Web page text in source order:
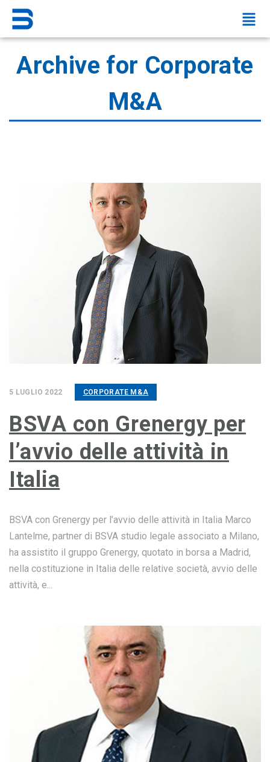
Archive for Corporate
M&A
5 LUGLIO 2022 CORPORATE M&A
BSVA con Grenergy per
l’avvio delle attività in
Italia
BSVA con Grenergy per l’avvio delle attività in Italia Marco
Lantelme, partner di BSVA studio legale associato a Milano,
ha assistito il gruppo Grenergy, quotato in borsa a Madrid,
nella costituzione in Italia delle relative società, avvio delle
attività, e...